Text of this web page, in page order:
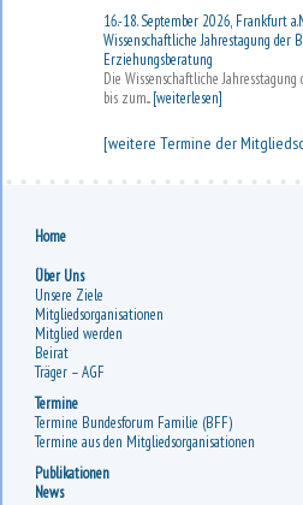
16.-18. September 2026, Frankfurt
Wissenschaftliche Jahrestagung der
Erziehungsberatung
Die Wissenschaftliche
bis zum...[weiterlesen]
[weitere Termine der
Home
Über Uns
Unsere Ziele
Mitgliedsorganisationen
Mitglied werden
Beirat
Träger – AGF
Termine
Termine Bundesforum Familie (BFF)
Termine aus den Mitgliedsorganisationen
Publikationen
News